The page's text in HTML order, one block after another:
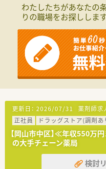
【募集背景と求める人物像
■将来的な在宅業務の強
であり、車の運転が可能
います。
■給与条件などの待遇面だ
アップや地域貢献にやり
ます。
■20代から50代まで幅広
での調剤経験を活かして
【法人特徴について】
■岡山市を中心に10店舗
薬局であり、「身近なお
す。
■医薬品のみならず福祉用
オシャレまで多角的なア
わたしたちがあなたの
りの職場をお探しします
更新日： 2026/07/31 薬剤師求
正社員
ドラッグストア(調剤あ
【岡山市中区】≪年収550万
の大手チェーン薬局
検討